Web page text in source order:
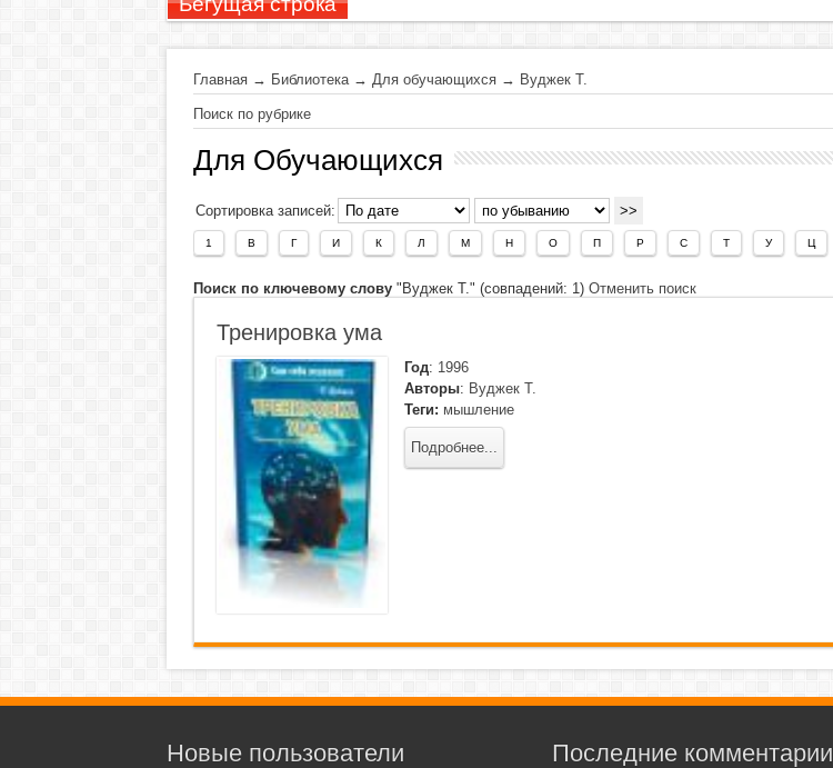
Главная→ Библиотека→ Для обучающихся→ Вуджек Т.
Поиск по рубрике
Для Обучающихся
Сортировка записей:
1 В Г И К Л М Н О П Р С Т У Ц
Поиск по ключевому слову"Вуджек Т." (совпадений: 1) Отменить поиск
Тренировка ума
Год: 1996
Авторы: Вуджек Т.
Теги: мышление
Подробнее...
Новые пользователи Последние комментарии